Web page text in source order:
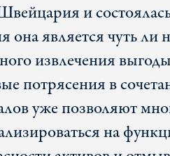
и
она является чуть
извлечения
потрясения в
уже позволяют
на